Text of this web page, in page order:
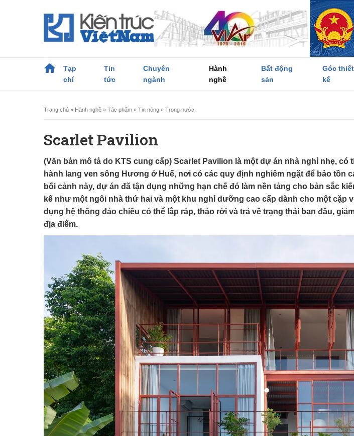
Tạp
chí
Tin
tức
Chuyên
ngành
Hành
nghề
Bất động
sản
Góc thiết
kế
Trang chủ » Hành nghề » Tác phẩm » Tin nóng » Trong nước
Scarlet Pavilion
(Văn bản mô tả do KTS cung cấp) Scarlet Pavilion là một dự án nhà nghỉ nhẹ, có
hành lang ven sông Hương ở Huế, nơi có các quy định nghiêm ngặt để bảo tồn
bối cảnh này, dự án đã tận dụng những hạn chế đó làm nền tảng cho bản sắc
kế như một ngôi nhà thứ hai và một khu nghỉ dưỡng cao cấp dành cho một cặp
dụng hệ thống đảo chiều có thể lắp ráp, tháo rời và trả về trạng thái ban đầu,
địa điểm.